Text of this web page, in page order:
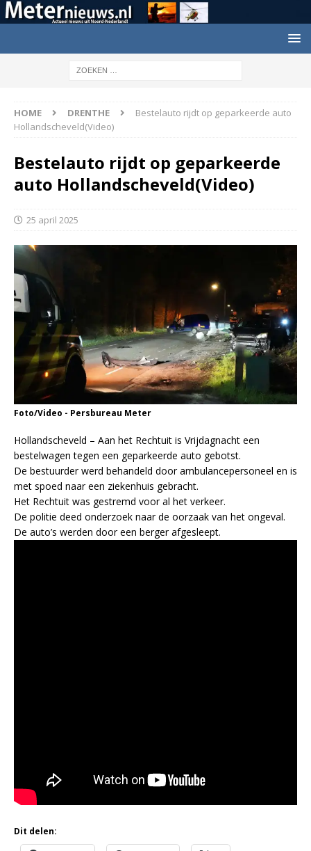
HOME DRENTHE
Bestelauto rijdt op geparkeerde auto
Hollandscheveld(Video)
Bestelauto rijdt op geparkeerde
auto Hollandscheveld(Video)
25 april 2025
Foto/Video - Persbureau Meter
Hollandscheveld – Aan het Rechtuit is Vrijdagnacht een
bestelwagen tegen een geparkeerde auto gebotst.
De bestuurder werd behandeld door ambulancepersoneel en is
met spoed naar een ziekenhuis gebracht.
Het Rechtuit was gestremd voor al het verkeer.
De politie deed onderzoek naar de oorzaak van het ongeval.
De auto’s werden door een berger afgesleept.
Dit delen: